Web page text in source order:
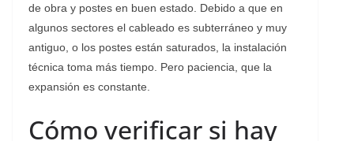
de obra y postes en buen estado. Debido a que en
algunos sectores el cableado es subterráneo y muy
antiguo, o los postes están saturados, la instalación
técnica toma más tiempo. Pero paciencia, que la
expansión es constante.
Cómo verificar si hay